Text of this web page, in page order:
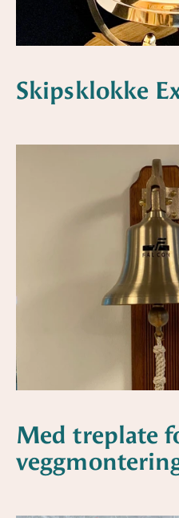
Skipsklokke
Med treplate